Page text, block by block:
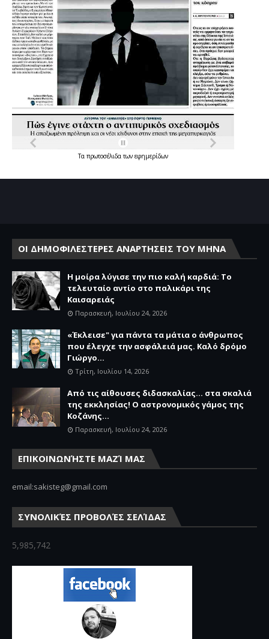
Τα πρωτοσέλιδατων εφημερίδων
ΟΙ ΔΗΜΟΦΙΛΕΣΤΕΡΕΣ ΑΝΑΡΤΗΣΕΙΣ ΤΟΥ ΜΗΝΑ
Η μοίρα λύγισε την πιο καλή καρδιά: Το
τελευταίο αντίο στο παλικάρι της
Καισαρειάς
Παρασκευή, Ιουλίου 24, 2026
«Έκλεισε" για πάντα τα μάτια ο άνθρωπος
που έλεγχε την ασφάλειά μας. Καλό δρόμο
Γιώργο...
Τρίτη, Ιουλίου 14, 2026
Από τις αίθουσες διδασκαλίας… στα σκαλιά
της εκκλησίας! Ο αστρονομικός γάμος της
Κοζάνης...
Παρασκευή, Ιουλίου 24, 2026
ΕΠΙΚΟΙΝΩΝΉΣΤΕ ΜΑΖΊ ΜΑΣ
email:sakisteg@gmail.com
ΣΥΝΟΛΙΚΈΣ ΠΡΟΒΟΛΈΣ ΣΕΛΊΔΑΣ
5,985,742